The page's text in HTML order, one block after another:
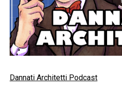
Dannati Architetti Podcast